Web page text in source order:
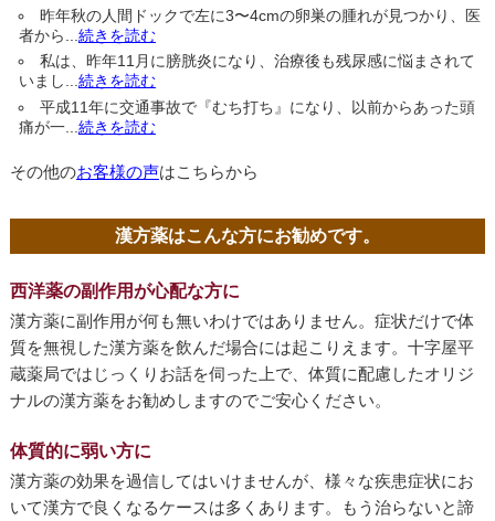
昨年秋の人間ドックで左に3〜4cmの卵巣の腫れが見つかり、医
者から... 続きを読む
私は、昨年11月に膀胱炎になり、治療後も残尿感に悩まされて
いまし...続きを読む
平成11年に交通事故で『むち打ち』になり、以前からあった頭
痛が一... 続きを読む
その他のお客様の声はこちらから
漢方薬はこんな方にお勧めです。
西洋薬の副作用が心配な方に
漢方薬に副作用が何も無いわけではありません。症状だけで体
質を無視した漢方薬を飲んだ場合には起こりえます。十字屋平
蔵薬局ではじっくりお話を伺った上で、体質に配慮したオリジ
ナルの漢方薬をお勧めしますのでご安心ください。
体質的に弱い方に
漢方薬の効果を過信してはいけませんが、様々な疾患症状にお
いて漢方で良くなるケースは多くあります。もう治らないと諦